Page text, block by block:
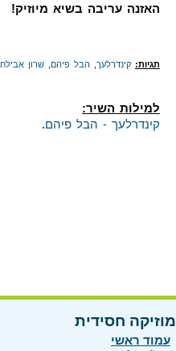
האזנה עריבה בשיא מיוזיק!
תגיות: קינדרלעך הבל פיהם שרון
למילות השיר:
קינדרלעך - הבל פיהם.
מוזיקה חסידית
עמוד ראשי